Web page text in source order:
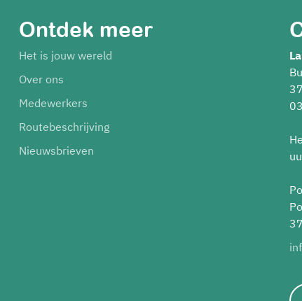
Ontdek meer
Het is jouw wereld
Over ons
Medewerkers
Routebeschrijving
Nieuwsbrieven